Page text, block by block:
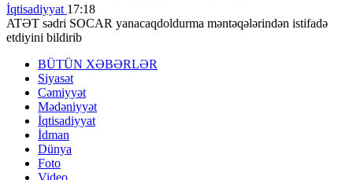
İqtisadiyyat 17:18
ATƏT sədri SOCAR yanacaqdoldurma məntəqələrindən istifadə
etdiyini bildirib
BÜTÜN XƏBƏRLƏR
Siyasət
Cəmiyyət
Mədəniyyət
İqtisadiyyat
İdman
Dünya
Foto
Video